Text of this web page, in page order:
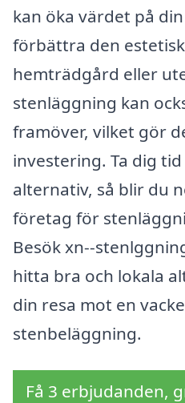
kan öka värdet på
förbättra den
hemträdgård eller
stenläggning kan
framöver, vilket gör
investering. Ta dig
alternativ, så blir du
företag för
Besök xn--
hitta bra och lokala
din resa mot en
stenbeläggning.
Få 3 erbjudanden,